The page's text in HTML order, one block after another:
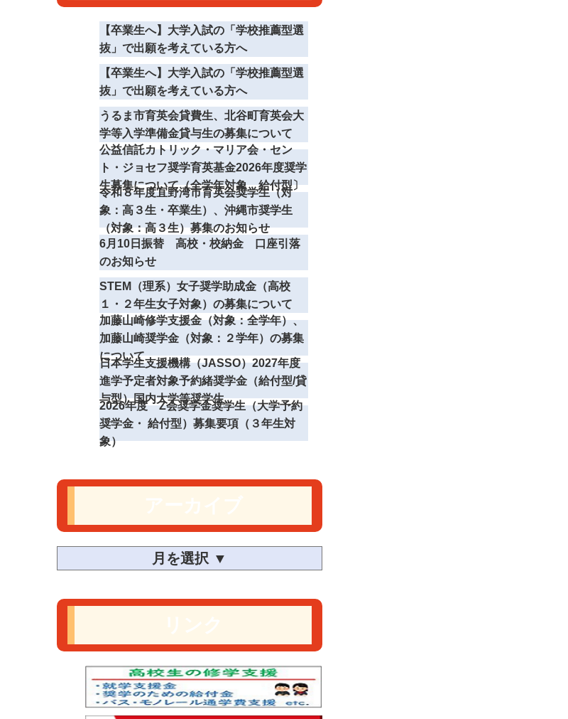
【卒業生へ】大学入試の「学校推薦型選
抜」で出願を考えている方へ
【卒業生へ】大学入試の「学校推薦型選
抜」で出願を考えている方へ
うるま市育英会貸費生、北谷町育英会大
学等入学準備金貸与生の募集について
公益信託カトリック・マリア会・セン
ト・ジョセフ奨学育英基金2026年度奨学
生募集について（全学年対象 給付型〕
令和８年度宜野湾市育英会奨学生（対
象：高３生・卒業生）、沖縄市奨学生
（対象：高３生）募集のお知らせ
6月10日振替 高校・校納金 口座引落
のお知らせ
STEM（理系）女子奨学助成金（高校
１・２年生女子対象）の募集について
加藤山崎修学支援金（対象：全学年）、
加藤山崎奨学金（対象：２学年）の募集
について
日本学生支援機構（JASSO）2027年度
進学予定者対象予約緒奨学金（給付型/貸
与型）国内大学等奨学生
2026年度 Z会奨学金奨学生（大学予約
奨学金・ 給付型）募集要項（３年生対
象）